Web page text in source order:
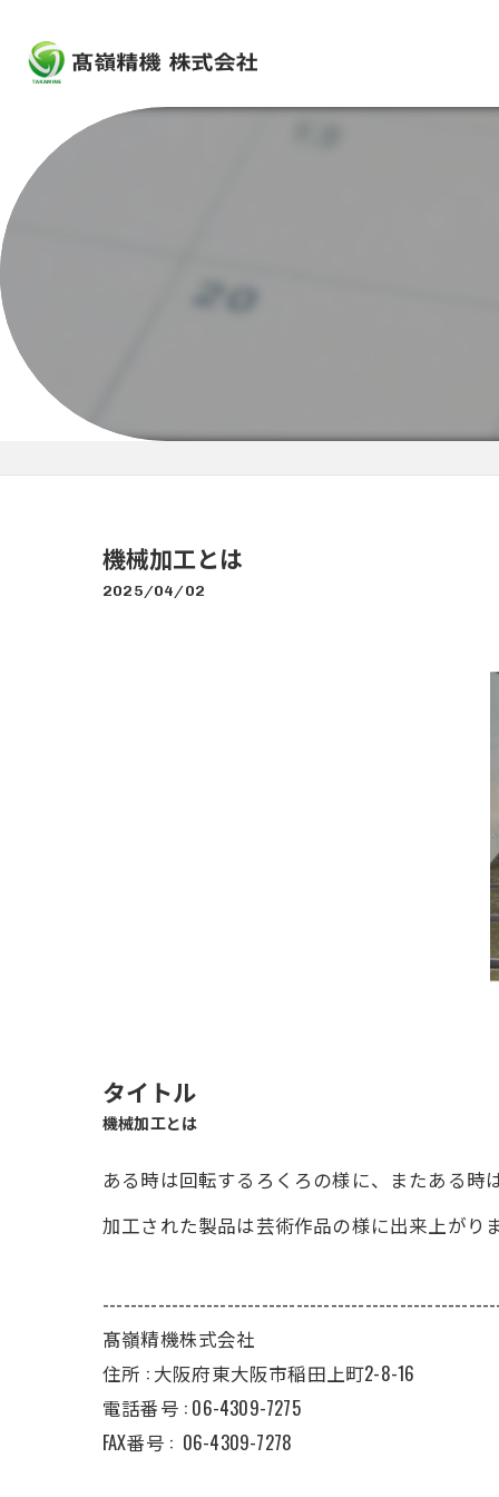
機械加工とは
2025/04/02
タイトル
機械加工とは
ある時は回転するろくろの様に、またある時
加工された製品は芸術作品の様に出来上がりま
髙嶺精機株式会社
住所 : 大阪府東大阪市稲田上町2-8-16
電話番号 : 06-4309-7275
FAX番号 : 06-4309-7278